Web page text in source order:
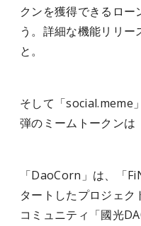
クンを獲得できるロ
う。詳細な機能リリ
と。
そして「social.meme
弾のミームトークンは
「DaoCorn」は、「
タートしたプロジェ
コミュニティ「國光